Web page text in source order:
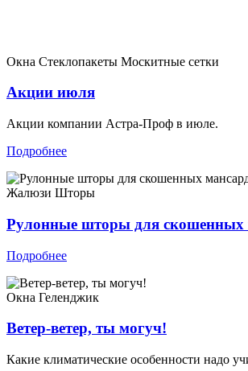
Окна Стеклопакеты Москитные сетки
Акции июля
Акции компании Астра-Проф в июле.
Подробнее
Жалюзи Шторы
Рулонные шторы для скошенных
Подробнее
Окна Геленджик
Ветер-ветер, ты могуч!
Какие климатические особенности надо